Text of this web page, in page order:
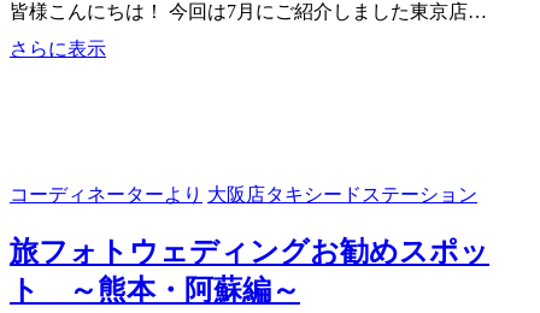
皆様こんにちは！ 今回は7月にご紹介しました東京店…
さらに表示コ
ト
集
～
東
コーディネーターより 大阪店タキシードステーション
旅フォトウェディングお勧めスポッ
ト ～熊本・阿蘇編～